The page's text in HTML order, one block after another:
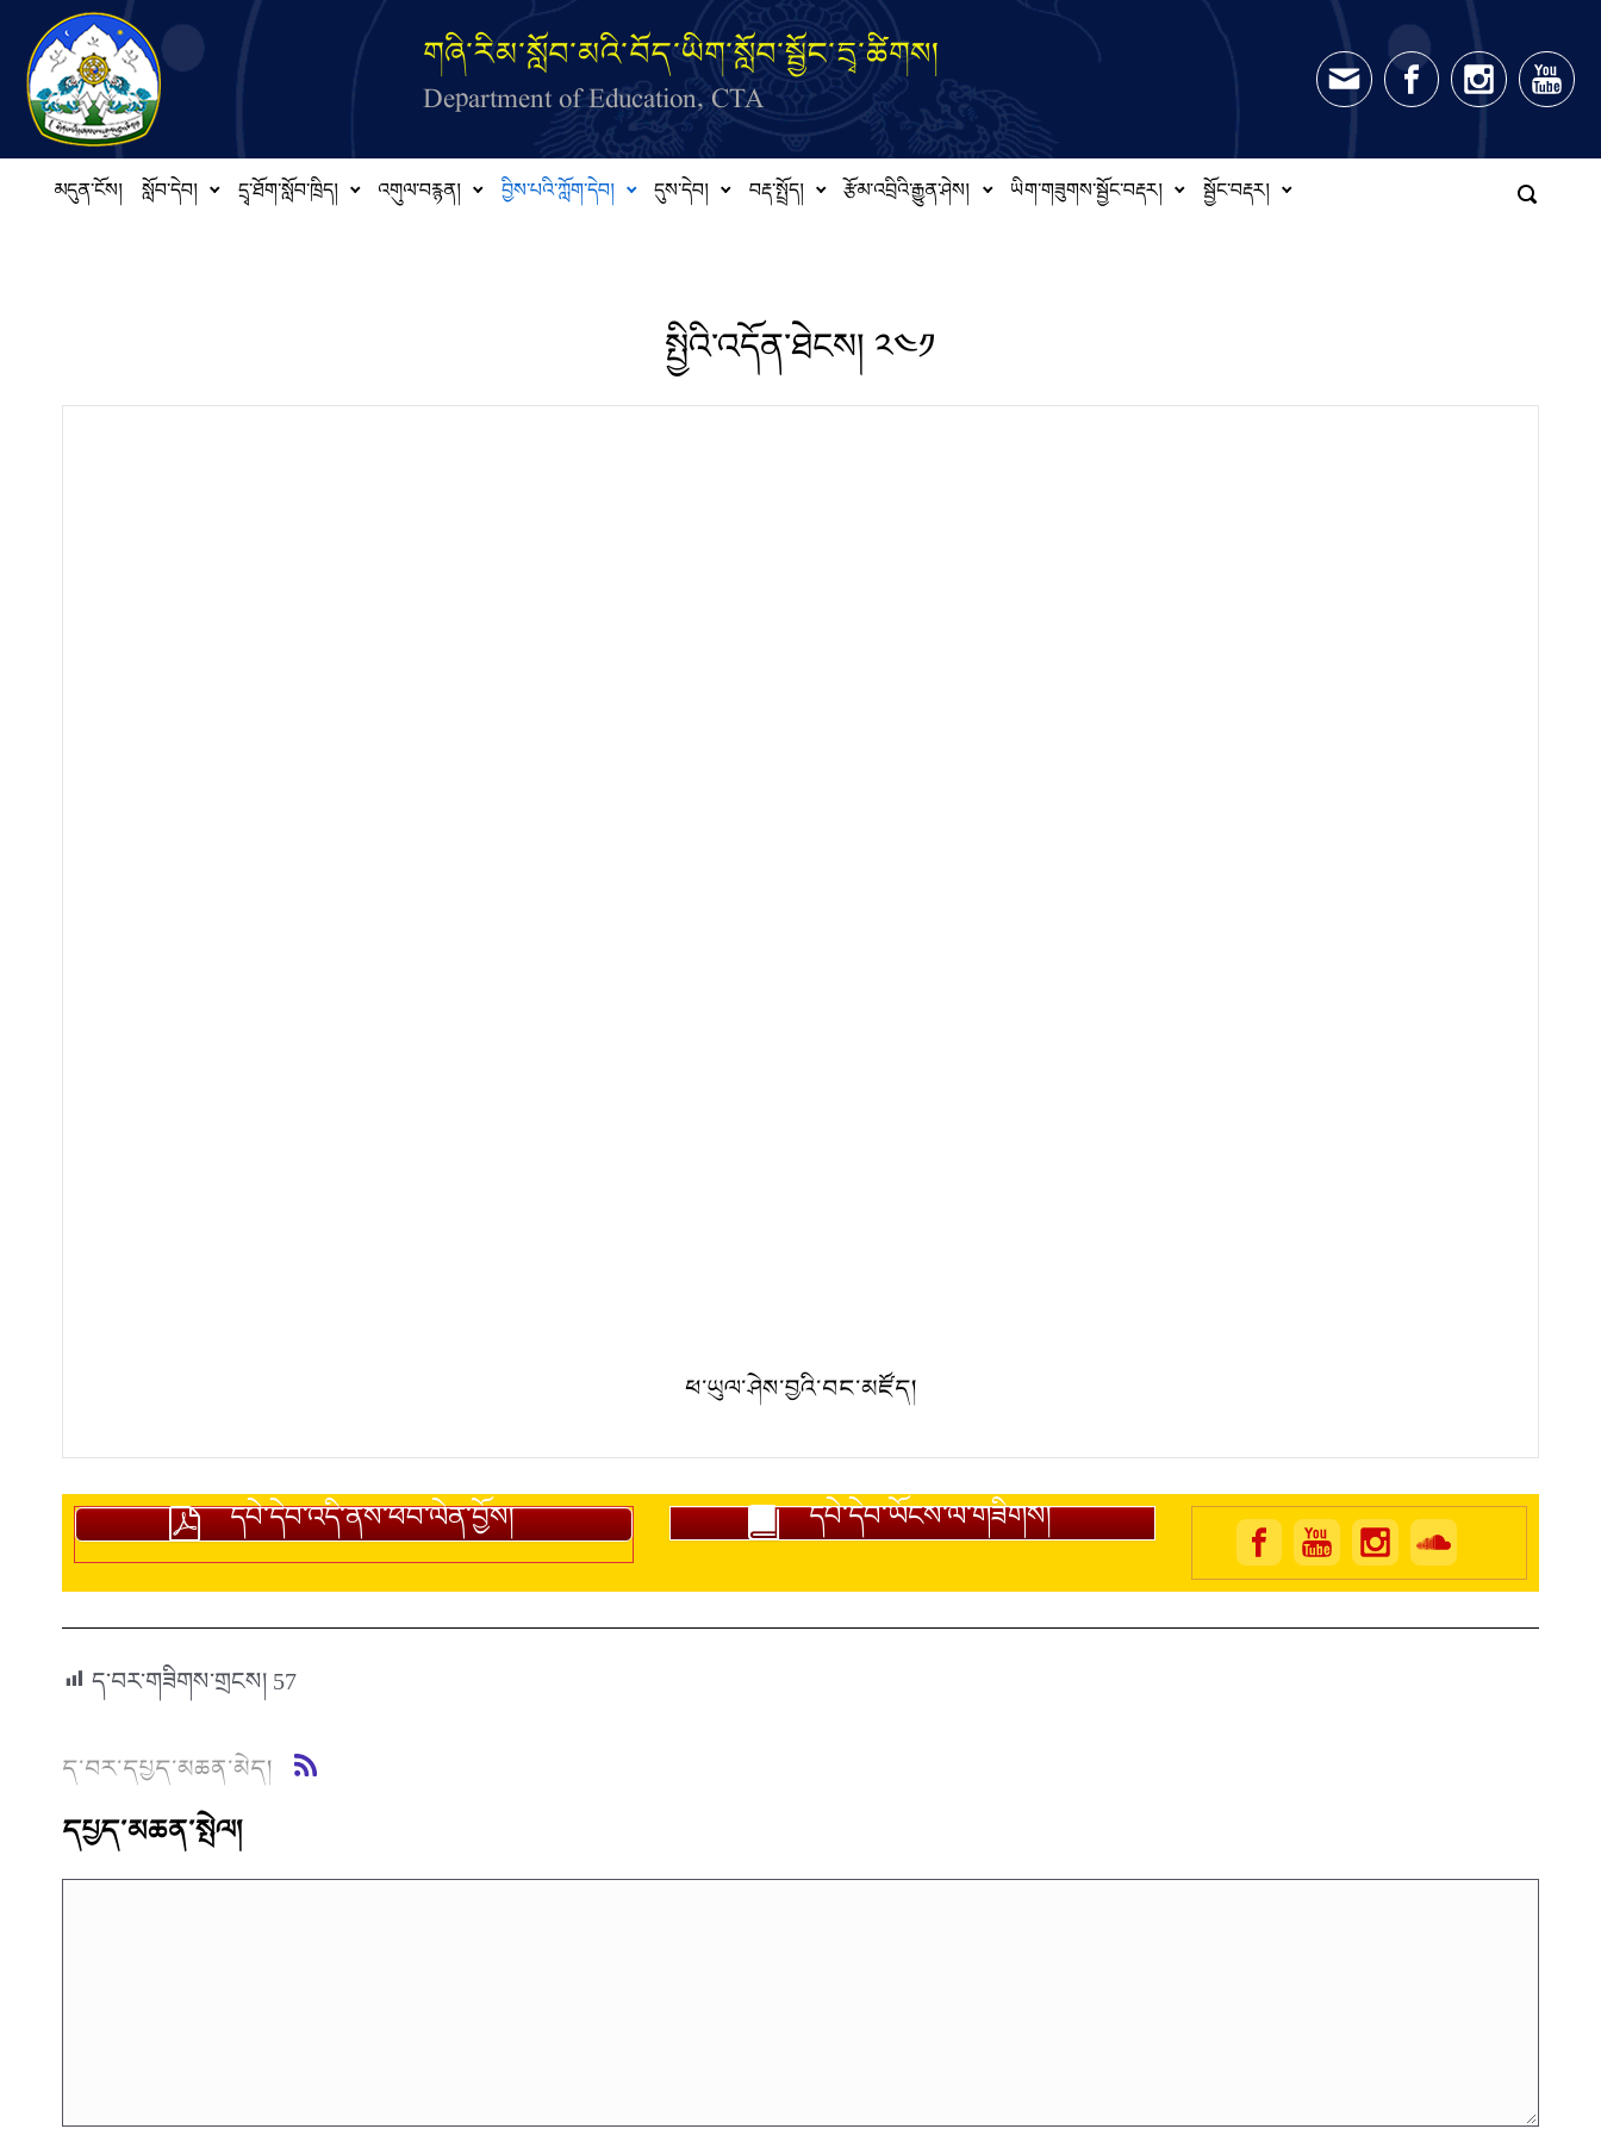
Skip to main content
གཞི་རིམ་སློབ་མའི་བོད་ཡིག་སློབ་སྦྱོང་དྲྭ་ཚིགས།
Department of Education, CTA
མདུན་ངོས། སློབ་དེབ། དྲྭ་ཐོག་སློབ་ཁྲིད། འགུལ་བརྙན། བྱིས་པའི་ཀློག་དེབ། དུས་དེབ། བརྡ་སྤྲོད། རྩོམ་འབྲིའི་རྒྱུན་ཤེས། ཡིག་གཟུགས་སྦྱོང་བརྡར། སྦྱོང་བརྡར།
སྤྱིའི་འདོན་ཐེངས། ༢༤༡
ཕ་ཡུལ་ཤེས་བྱའི་བང་མཛོད།
དཔེ་དེབ་འདི་ནས་ཕབ་ལེན་བྱོས། དཔེ་དེབ་ཡོངས་ལ་གཟིགས།
ད་བར་གཟིགས་གྲངས།57
ད་བར་དཔྱད་མཆན་མེད།
དཔྱད་མཆན་སྤེལ།